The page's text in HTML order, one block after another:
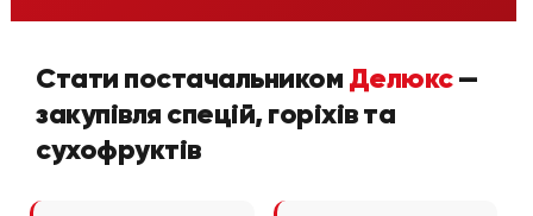
Стати постачальником Делюкс—
закупівля спецій, горіхів та
сухофруктів